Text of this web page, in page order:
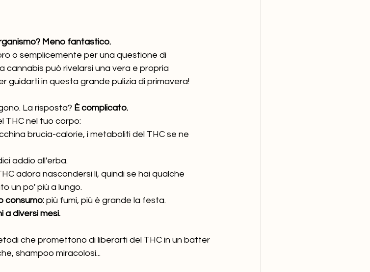
Meno fantastico.
o semplicemente per una questione di
cannabis può rivelarsi una vera e propria
guidarti in questa grande pulizia di primavera!
La risposta? È complicato.
THC nel tuo corpo:
brucia-calorie, i metaboliti del THC se ne
addio all'erba.
adora nascondersi lì, quindi se hai qualche
un po' più a lungo.
consumo: più fumi, più è grande la festa.
a diversi mesi.
che promettono di liberarti del THC in un batter
shampoo miracolosi...